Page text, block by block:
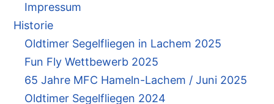
Impressum
Historie
Oldtimer Segelfliegen in Lachem 2025
Fun Fly Wettbewerb 2025
65 Jahre MFC Hameln-Lachem / Juni 2025
Oldtimer Segelfliegen 2024